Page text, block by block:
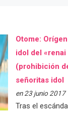
Otome:
idol del «renai
(prohibición
señoritas idol
en 23 junio 2017
Tras el